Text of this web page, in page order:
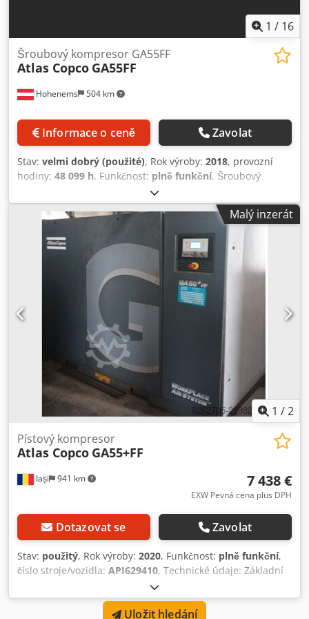
1 / 16
Hohenems 504 km
Šroubový kompresor GA55FF
Atlas Copco GA55FF
Informace o ceně Zavolat
Stav: velmi dobrý (použité), Rok výroby: 2018, provozní
hodiny: 48 099 h, Funkčnost: plně funkční, Šroubový
kompresor 55 kW Atlas Copco GA55FF Integrovaná sušička,
12,75 bar s 7,71 m³/min Rok výroby 2018, pouze 48 000
provozních hodin Crsdpfxevf Ddxs Adrof
Malý inzerát
1 /2
Iași 941 km
Pístový kompresor
Atlas Copco GA55+FF
7 438 €
EXW Pevná cena plus DPH
Dotazovat se Zavolat
Stav: použitý, Rok výroby: 2020, Funkčnost: plně funkční,
číslo stroje/vozidla: API629410, Technické údaje: Základní
specifikace Atribut Hodnota Výkon motoru 55 kW (75 k)
Maximální pracovní tlak 7,5 bar Množství dodávaného
volného vzduchu (FAD) ~174,4 l/s (cca 369 CFM) Typ
Uložit hledání